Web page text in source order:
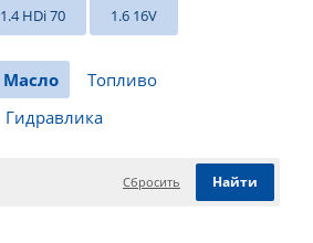
1.4 HDi 70 1.6 16V
Масло
Топливо
Гидравлика
Сбросить